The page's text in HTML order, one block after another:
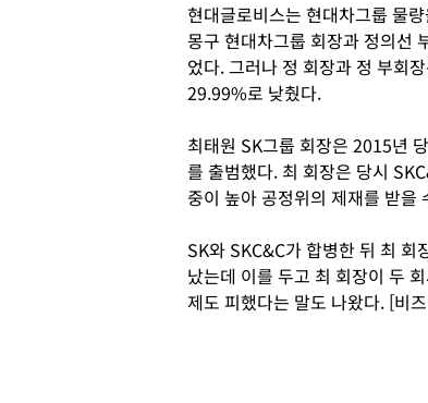
현대글로비스는 현대차그룹 물
몽구 현대차그룹 회장과 정의선
었다. 그러나 정 회장과 정 부회
29.99%로 낮췄다.
최태원 SK그룹 회장은 2015년
를 출범했다. 최 회장은 당시
중이 높아 공정위의 제재를 받을
SK와 SKC&C가 합병한 뒤 최
났는데 이를 두고 최 회장이 두
제도 피했다는 말도 나왔다. [비